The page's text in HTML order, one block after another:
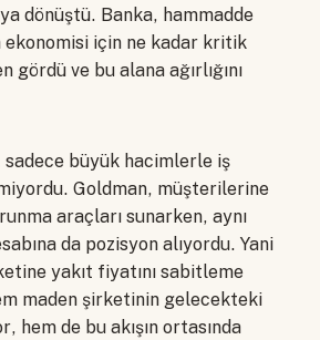
dönüştü. Banka, hammadde
ekonomisi için ne kadar kritik
gördü ve bu alana ağırlığını
sadece büyük hacimlerle iş
Goldman, müşterilerine
araçları sunarken, aynı
da pozisyon alıyordu. Yani
yakıt fiyatını sabitleme
maden şirketinin gelecekteki
hem de bu akışın ortasında